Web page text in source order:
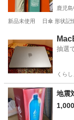
鹿児
新品未使用 日傘 形状記
鹿児島市
抽選
くら